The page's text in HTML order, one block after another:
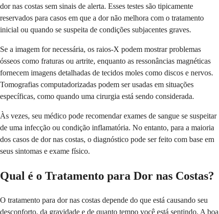
dor nas costas sem sinais de alerta. Esses testes são tipicamente
reservados para casos em que a dor não melhora com o tratamento
inicial ou quando se suspeita de condições subjacentes graves.
Se a imagem for necessária, os raios-X podem mostrar problemas
ósseos como fraturas ou artrite, enquanto as ressonâncias magnéticas
fornecem imagens detalhadas de tecidos moles como discos e nervos.
Tomografias computadorizadas podem ser usadas em situações
específicas, como quando uma cirurgia está sendo considerada.
Às vezes, seu médico pode recomendar exames de sangue se suspeitar
de uma infecção ou condição inflamatória. No entanto, para a maioria
dos casos de dor nas costas, o diagnóstico pode ser feito com base em
seus sintomas e exame físico.
Qual é o Tratamento para Dor nas Costas?
O tratamento para dor nas costas depende do que está causando seu
desconforto, da gravidade e de quanto tempo você está sentindo. A boa